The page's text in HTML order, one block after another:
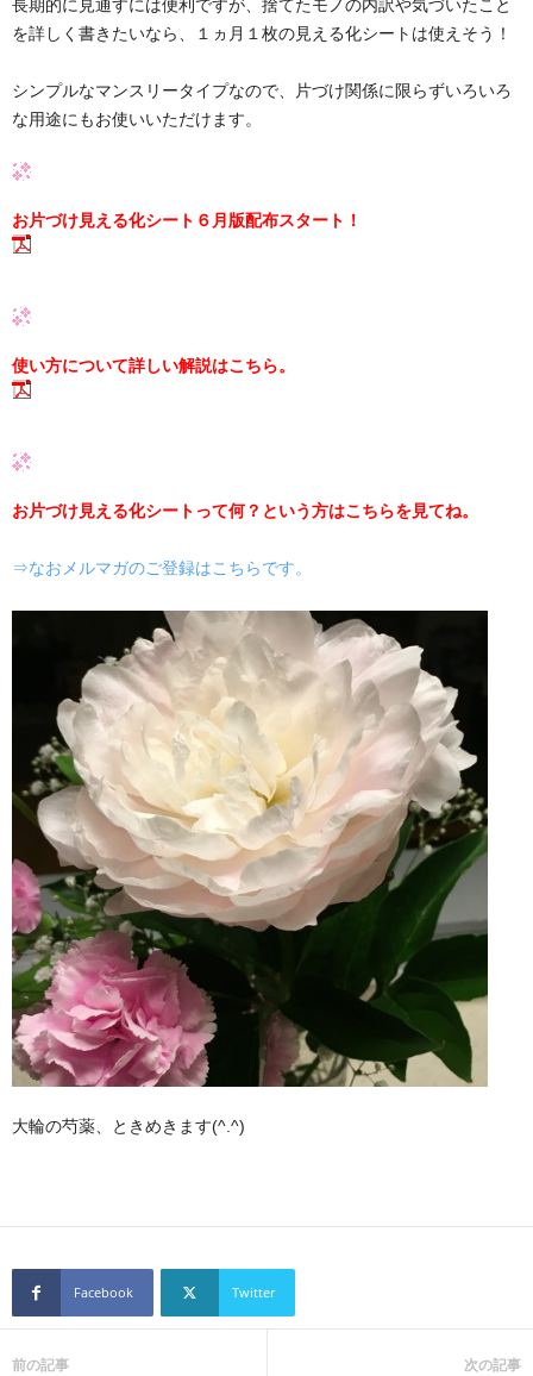
長期的に見通すには便利ですが、捨てたモノの内訳や気づいたこと
を詳しく書きたいなら、１ヵ月１枚の見える化シートは使えそう！
シンプルなマンスリータイプなので、片づけ関係に限らずいろいろ
な用途にもお使いいただけます。
お片づけ見える化シート６月版配布スタート！
使い方について詳しい解説はこちら。
お片づけ見える化シートって何？という方はこちらを見てね。
⇒なおメルマガのご登録はこちらです。
大輪の芍薬、ときめきます(^.^)
Facebook Twitter
前の記事 次の記事